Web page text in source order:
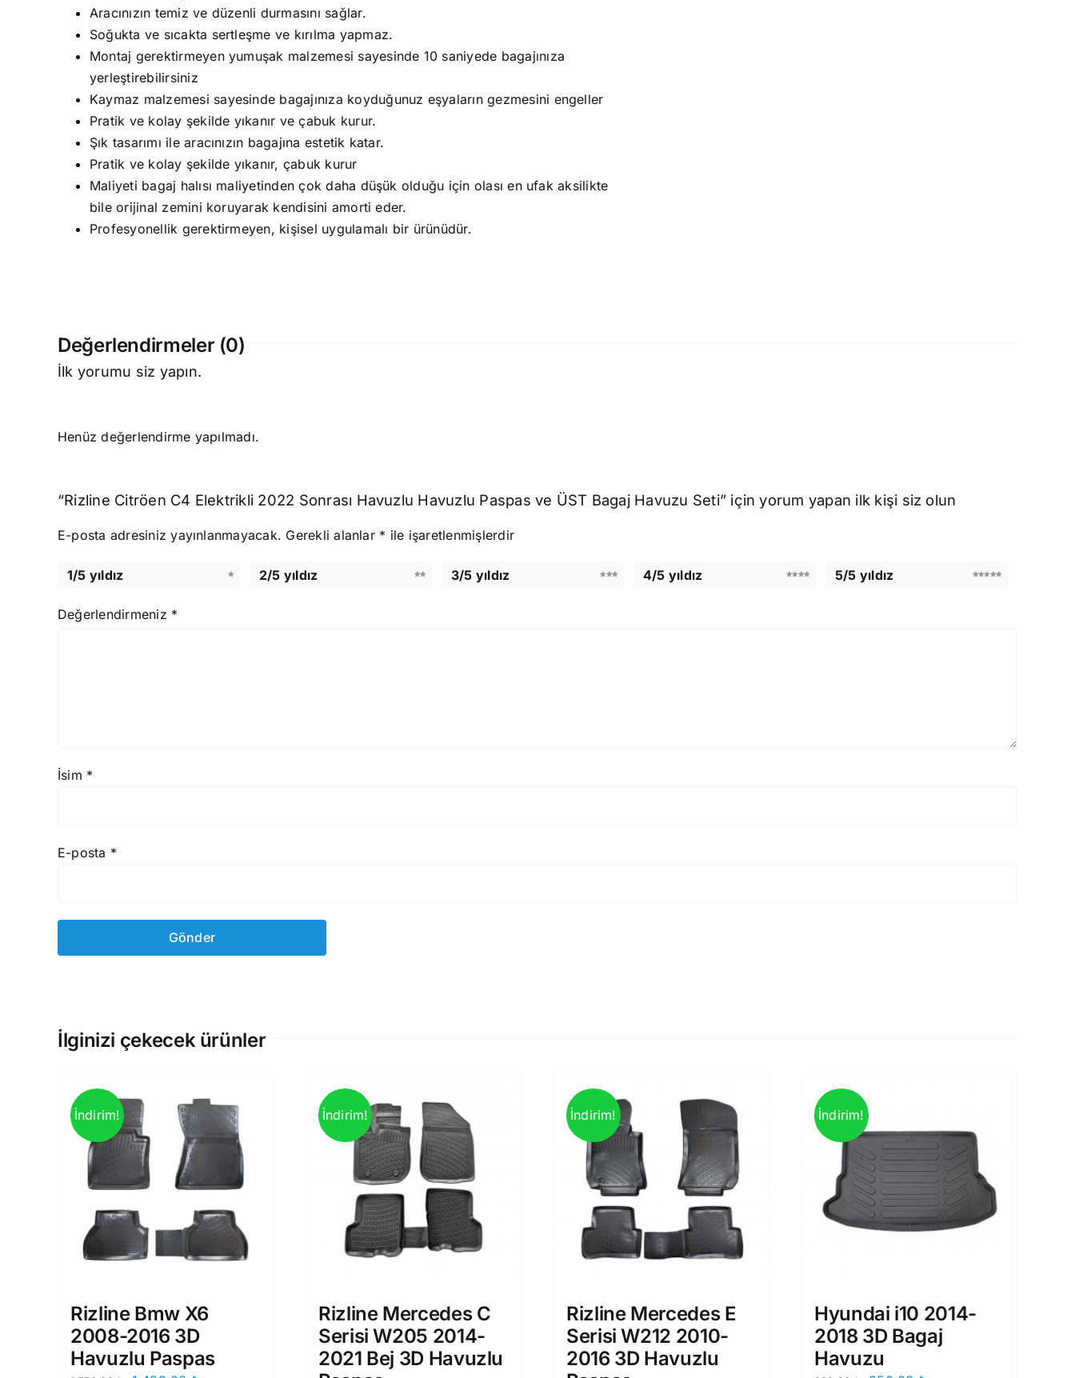
Aracınızın temiz ve düzenli durmasını sağlar.
Soğukta ve sıcakta sertleşme ve kırılma yapmaz.
Montaj gerektirmeyen yumuşak malzemesi sayesinde 10 saniyede bagajınıza
yerleştirebilirsiniz
Kaymaz malzemesi sayesinde bagajınıza koyduğunuz eşyaların gezmesini engeller
Pratik ve kolay şekilde yıkanır ve çabuk kurur.
Şık tasarımı ile aracınızın bagajına estetik katar.
Pratik ve kolay şekilde yıkanır, çabuk kurur
Maliyeti bagaj halısı maliyetinden çok daha düşük olduğu için olası en ufak aksilikte
bile orijinal zemini koruyarak kendisini amorti eder.
Profesyonellik gerektirmeyen, kişisel uygulamalı bir ürünüdür.
Değerlendirmeler (0)
İlk yorumu siz yapın.
Henüz değerlendirme yapılmadı.
“Rizline Citröen C4 Elektrikli 2022 Sonrası Havuzlu Havuzlu Paspas ve ÜST Bagaj Havuzu Seti” için yorum yapan ilk kişi siz olun
E-posta adresiniz yayınlanmayacak. Gerekli alanlar * ile işaretlenmişlerdir
1/5 yıldız 2/5 yıldız 3/5 yıldız 4/5 yıldız 5/5 yıldız
Değerlendirmeniz *
İsim *
E-posta *
İlginizi çekecek ürünler
İndirim!
Rizline Bmw X6
2008-2016 3D
Havuzlu Paspas
İndirim!
Rizline Mercedes C
Serisi W205 2014-
2021 Bej 3D Havuzlu
İndirim!
Rizline Mercedes E
Serisi W212 2010-
2016 3D Havuzlu
İndirim!
Hyundai i10 2014-
2018 3D Bagaj
Havuzu